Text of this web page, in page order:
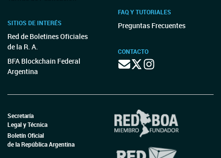
SITIOS DE INTERÉS
Red de Boletines Oficiales
de la R. A.
BFA Blockchain Federal
Argentina
FAQ Y TUTORIALES
Preguntas Frecuentes
CONTACTO
Secretaría
Legal y Técnica
Boletín Oficial
de la República Argentina